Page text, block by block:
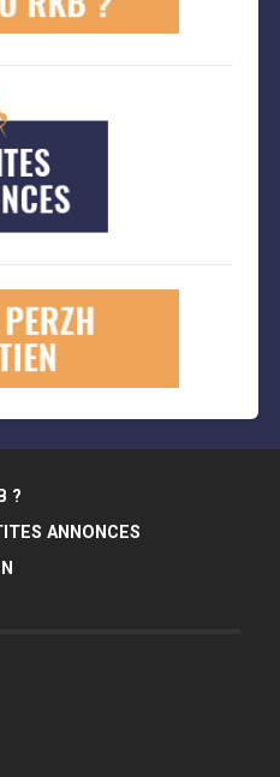
?
ANNONCES